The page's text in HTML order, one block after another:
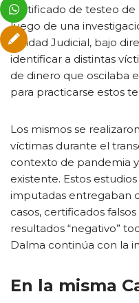
certificado de testeo de
luego de una
Unidad Judicial, bajo
identificar a distintas
de dinero que oscilaba
para practicarse estos
Los mismos se
víctimas durante el
contexto de pandemia
existente. Estos
imputadas entregaban
casos, certificados
resultados “negativo”
Dalma continúa con la
En la misma